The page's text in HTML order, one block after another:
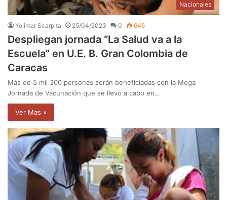
Nacionales
Yolimar Scarpita 25/04/2023 0 645
Despliegan jornada “La Salud va a la
Escuela” en U.E. B. Gran Colombia de
Caracas
Más de 5 mil 300 personas serán beneficiadas con la Mega
Jornada de Vacunación que se llevó a cabo en…
Ver Mas »